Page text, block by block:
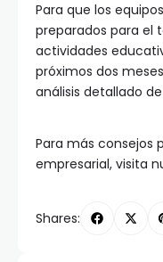
Para que los
preparados para el
actividades
próximos dos
análisis detallado
Para más consejos
empresarial, visita
Shares: